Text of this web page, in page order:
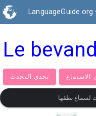
LanguageGuide.org
Le
تحدي التحدث